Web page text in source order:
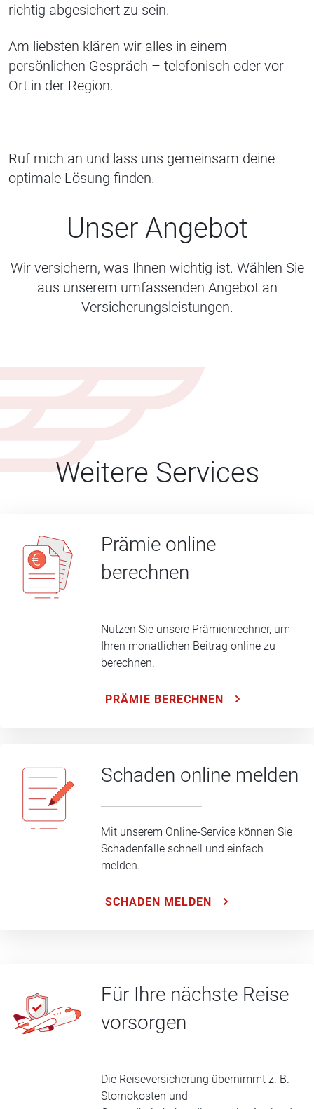
richtig abgesichert zu sein.
Am liebsten klären wir alles in einem
persönlichen Gespräch – telefonisch oder vor
Ort in der Region.
Ruf mich an und lass uns gemeinsam deine
optimale Lösung finden.
Unser Angebot
Wir versichern, was Ihnen wichtig ist. Wählen Sie
aus unserem umfassenden Angebot an
Versicherungsleistungen.
Weitere Services
Prämie online
berechnen
Nutzen Sie unsere Prämienrechner, um
Ihren monatlichen Beitrag online zu
berechnen.
PRÄMIE BERECHNEN
Schaden online melden
Mit unserem Online-Service können Sie
Schadenfälle schnell und einfach
melden.
SCHADEN MELDEN
Für Ihre nächste Reise
vorsorgen
Die Reiseversicherung übernimmt z. B.
Stornokosten und